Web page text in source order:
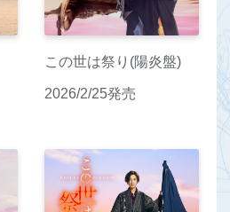
この世は祭り(陽炎盤)
2026/2/25発売